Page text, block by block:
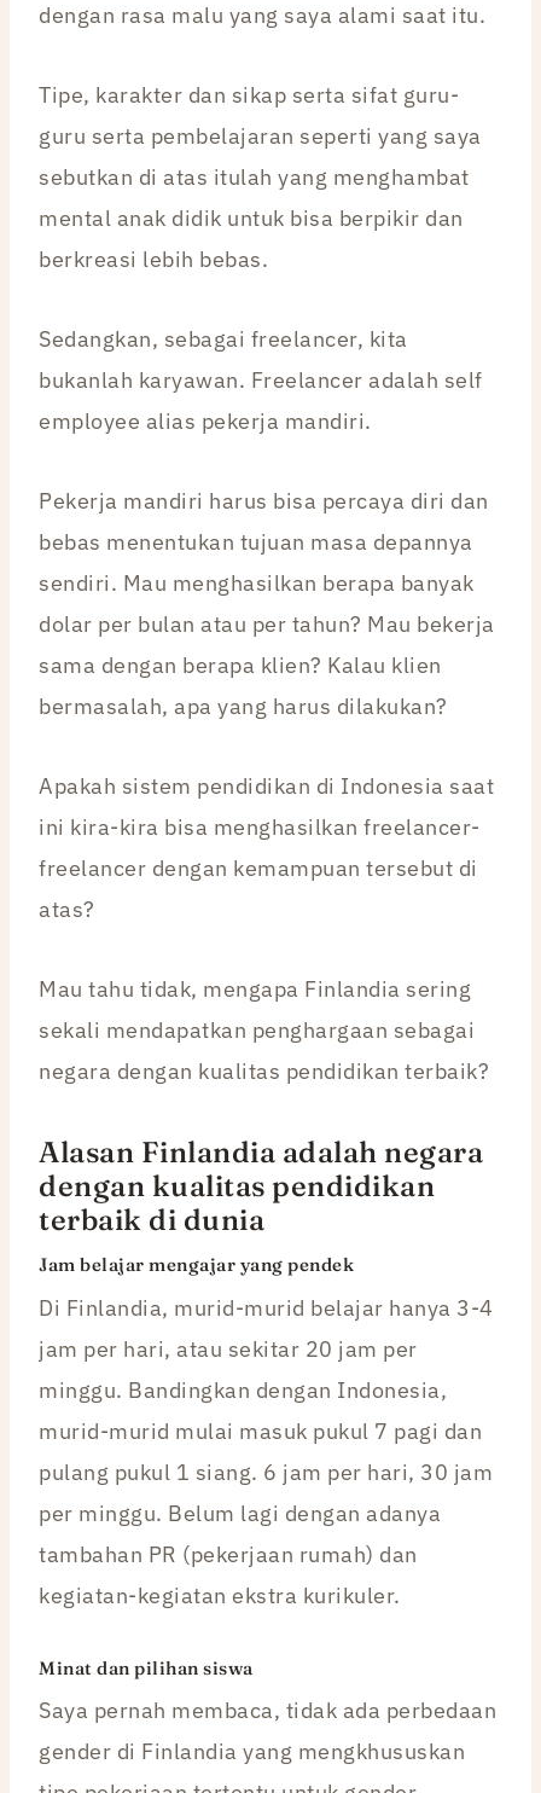
dengan rasa malu yang saya alami saat itu.
Tipe, karakter dan sikap serta sifat guru-
guru serta pembelajaran seperti yang saya
sebutkan di atas itulah yang menghambat
mental anak didik untuk bisa berpikir dan
berkreasi lebih bebas.
Sedangkan, sebagai freelancer, kita
bukanlah karyawan. Freelancer adalah self
employee alias pekerja mandiri.
Pekerja mandiri harus bisa percaya diri dan
bebas menentukan tujuan masa depannya
sendiri. Mau menghasilkan berapa banyak
dolar per bulan atau per tahun? Mau bekerja
sama dengan berapa klien? Kalau klien
bermasalah, apa yang harus dilakukan?
Apakah sistem pendidikan di Indonesia saat
ini kira-kira bisa menghasilkan freelancer-
freelancer dengan kemampuan tersebut di
atas?
Mau tahu tidak, mengapa Finlandia sering
sekali mendapatkan penghargaan sebagai
negara dengan kualitas pendidikan terbaik?
Alasan Finlandia adalah negara
dengan kualitas pendidikan
terbaik di dunia
Jam belajar mengajar yang pendek
Di Finlandia, murid-murid belajar hanya 3-4
jam per hari, atau sekitar 20 jam per
minggu. Bandingkan dengan Indonesia,
murid-murid mulai masuk pukul 7 pagi dan
pulang pukul 1 siang. 6 jam per hari, 30 jam
per minggu. Belum lagi dengan adanya
tambahan PR (pekerjaan rumah) dan
kegiatan-kegiatan ekstra kurikuler.
Minat dan pilihan siswa
Saya pernah membaca, tidak ada perbedaan
gender di Finlandia yang mengkhususkan